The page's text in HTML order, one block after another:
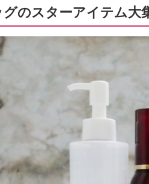
のスターアイテム大